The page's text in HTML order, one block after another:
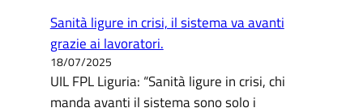
Sanità ligure in crisi, il sistema va avanti
grazie ai lavoratori.
18/07/2025
UIL FPL Liguria: “Sanità ligure in crisi, chi
manda avanti il sistema sono solo i